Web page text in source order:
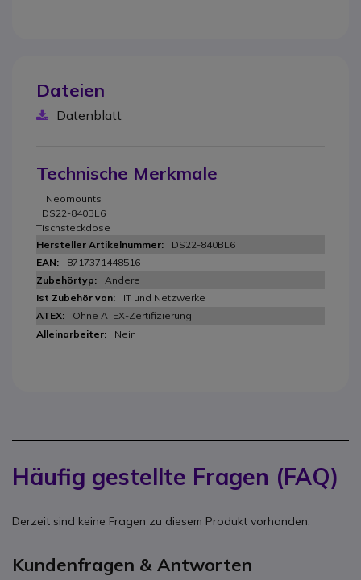
Dateien
Datenblatt
Technische Merkmale
Neomounts
DS22-840BL6
Tischsteckdose
DS22-840BL6
8717371448516
Andere
IT und Netzwerke
Ohne ATEX-Zertifizierung
Nein
Häufig gestellte Fragen (FAQ)
Derzeit sind keine Fragen zu diesem Produkt vorhanden.
Kundenfragen & Antworten